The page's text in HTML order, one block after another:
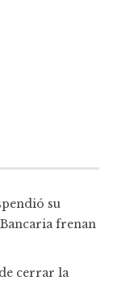
su
frenan
cerrar la